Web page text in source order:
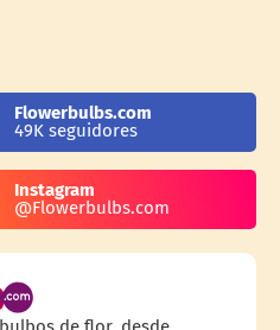
Flowerbulbs.com
49K seguidores
Instagram
@Flowerbulbs.com